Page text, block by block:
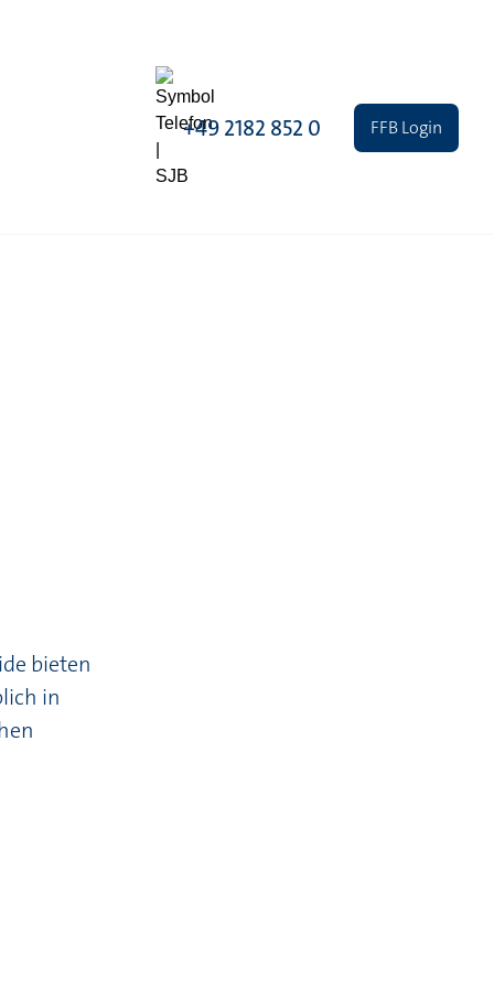
+49 2182 852 0 FFB Login
bieten
in